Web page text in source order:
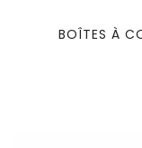
BOÎTES À